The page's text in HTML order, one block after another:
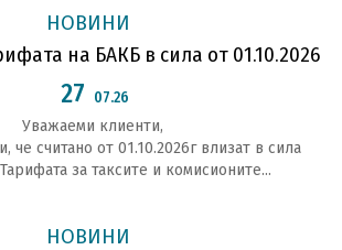
НОВИНИ
на БАКБ в сила от 01.10.2026
27 07.26
Уважаеми клиенти,
че считано от 01.10.2026г влизат в сила
за таксите и комисионите...
НОВИНИ